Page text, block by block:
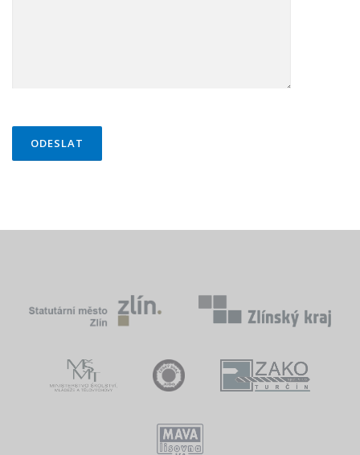
PONECHTE TOTO POLE PRÁZDNÉ.